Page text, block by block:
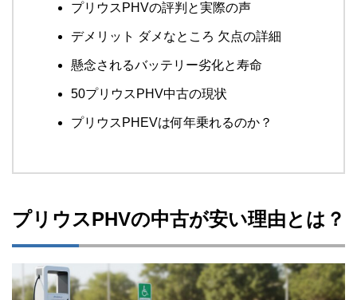
プリウスPHVの評判と実際の声
デメリット ダメなところ 欠点の詳細
懸念されるバッテリー劣化と寿命
50プリウスPHV中古の現状
プリウスPHEVは何年乗れるのか？
プリウスPHVの中古が安い理由とは？